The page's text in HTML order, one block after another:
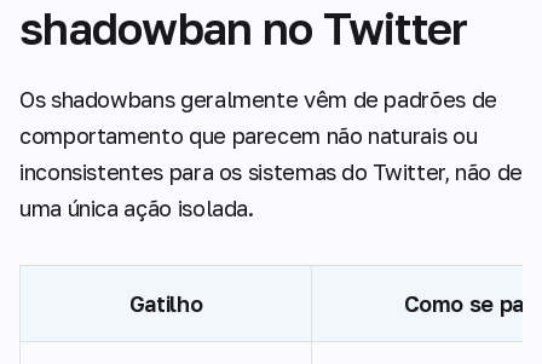
shadowban no Twitter
Os shadowbans geralmente vêm de padrões de
comportamento que parecem não naturais ou
inconsistentes para os sistemas do Twitter, não de
uma única ação isolada.
Gatilho Como se